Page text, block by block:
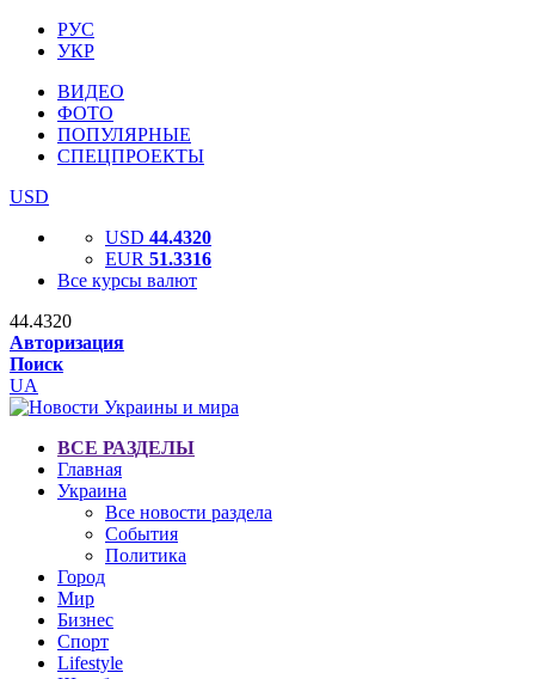
РУС
УКР
ВИДЕО
ФОТО
ПОПУЛЯРНЫЕ
СПЕЦПРОЕКТЫ
USD
USD 44.4320
EUR 51.3316
Все курсы валют
44.4320
Авторизация
Поиск
UA
ВСЕ РАЗДЕЛЫ
Главная
Украина
Все новости раздела
События
Политика
Город
Мир
Бизнес
Спорт
Lifestyle